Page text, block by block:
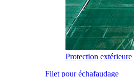
Protection extérieure
Filet pour échafaudage